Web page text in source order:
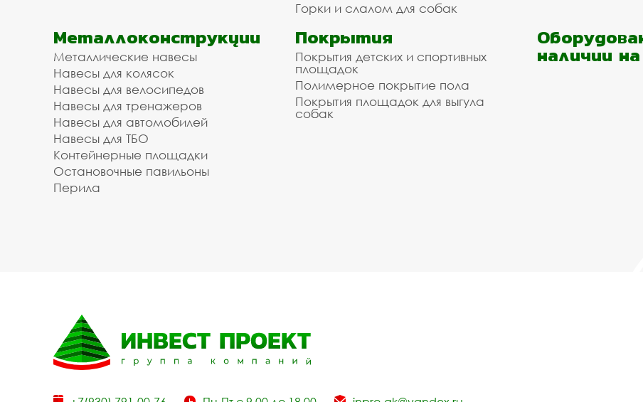
Горки и слалом для собак
Металлоконструкции
Металлические навесы
Навесы для колясок
Навесы для велосипедов
Навесы для тренажеров
Навесы для автомобилей
Навесы для ТБО
Контейнерные площадки
Остановочные павильоны
Перила
Покрытия
Покрытия детских и спортивных
площадок
Полимерное покрытие пола
Покрытия площадок для выгула
собак
наличии